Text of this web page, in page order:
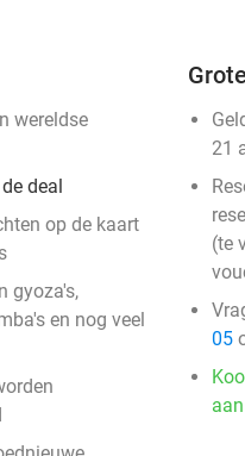
wereldse
deal
op de kaart
gyoza's,
en nog veel
21
(te
05